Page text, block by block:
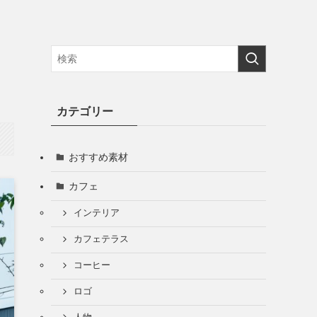
カテゴリー
おすすめ素材
カフェ
インテリア
カフェテラス
コーヒー
ロゴ